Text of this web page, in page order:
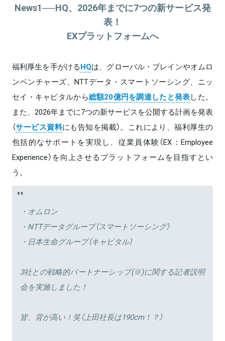
News1──HQ、2026年までに7つの新サービス発
表！
EXプラットフォームへ
福利厚生を手がけるHQは、グローバル・ブレインやオムロ
ンベンチャーズ、NTTデータ・スマートソーシング、ニッ
セイ・キャピタルから総額20億円を調達したと発表した。
また、2026年までに7つの新サービスを公開する計画を発表
（サービス資料にも告知を掲載）。これにより、福利厚生の
包括的なサポートを実現し、従業員体験（EX：Employee
Experience）を向上させるプラットフォームを目指すとい
う。
・オムロン
・NTTデータグループ（スマートソーシング）
・日本生命グループ（キャピタル）
3社との戦略的パートナーシップ(※)に関する記者説明
会を実施しました！
皆、背が高い！笑（上田社長は190cm！？）